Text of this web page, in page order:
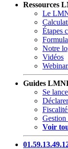
Ressources
Le
Étapes
Notre
Vidéos
Guides
Se
Voir